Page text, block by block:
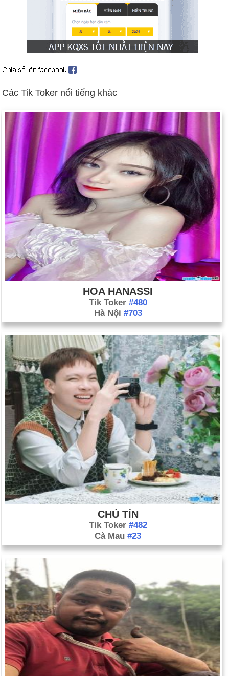
Các Tik Toker nổi tiếng khác
HOA HANASSI
Tik Toker #480
Hà Nội #703
CHÚ TÍN
Tik Toker #482
Cà Mau #23